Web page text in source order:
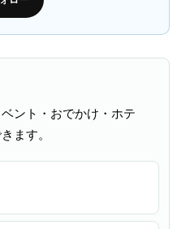
ント・おでかけ・ホテ
ます。